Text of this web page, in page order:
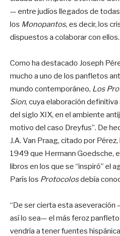
— entre judíos llegados de
los Monopantos, es decir, los
dispuestos a colaborar con ellos.
Como ha destacado Joseph
mucho a uno de los panfletos
mundo contemporáneo, Los
Sion, cuya elaboración definitiva
del siglo XIX, en el ambiente
motivo del caso Dreyfus”. De
J.A. Van Praag, citado por
1949 que Hermann Goedsche,
libros en los que se “inspiró” el
París los Protocolosdebía
“De ser cierta esta aseveración
así lo sea— el más feroz
vendría a tener fuentes